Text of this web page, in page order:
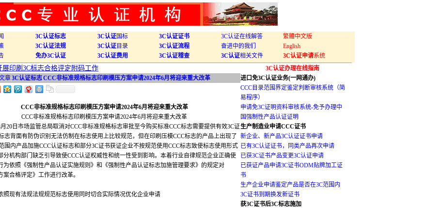
3C认证标志
3C认证法规
免办3C认证
3C认证国标
3C认证目录
3C认证费用
3C认证证书
3C认证流程
3C认证稽查
3C认证在线解答
奋进中的我们
3C认证相关文件
繁體中文版
English
3C认证申请系统
展印刷3C标志合格评定附码工作
章|3C认证标志|CCC非标准规格标志印刷模压方案申请2024年6月将迎来重大改革
CCC非标准规格标志印刷模压方案申请2024年6月将迎来重大改革
CCC非标准规格标志印刷模压方案申请2024年6月将迎来重大改革
20日市场监管总局取消对CCC非标准规格标志审批至今购买标准CCC标志需要提供有效3C证
志背面有防伪识别无法仿制在标志使用上比较规范，但在印刷压模CCC标志的产品上出现了
围内产品加施CCC认证标志和部分3C证书获证企业不按规范使用CCC标志致使标志使用形式
分机构部门缺乏引导致使CCC认证权威性和统一性受到影响。本着行业自律规范企业正确使
为依照《强制性产品认证实施规则》和《强制性产品认证标志加施管理要求》的规定对
案合格评定》工作进行改革。
照现有法规法规规范标志使用同时切合实际情况优化企业申请
3C认证办理在线指南
进口免3C认证业务(一网通办)
CCC目录范围界定鉴定判断审核系统（简
易程序）
申请免3C证明资料审核系统-免予办理中
国强制性产品认证证明
生产制造业申请CCC证书
新企业、新产品3C认证证书申请
已有3C认证证书，同类产品再次申请
已获3C证书产品变更3C认证申请
已获证产品申请3C证书ODM贴牌加工证
书
生产企业申请鉴定产品是否在3C范围内
3C证书到期换发新证书
获3C证书后3C标志施加